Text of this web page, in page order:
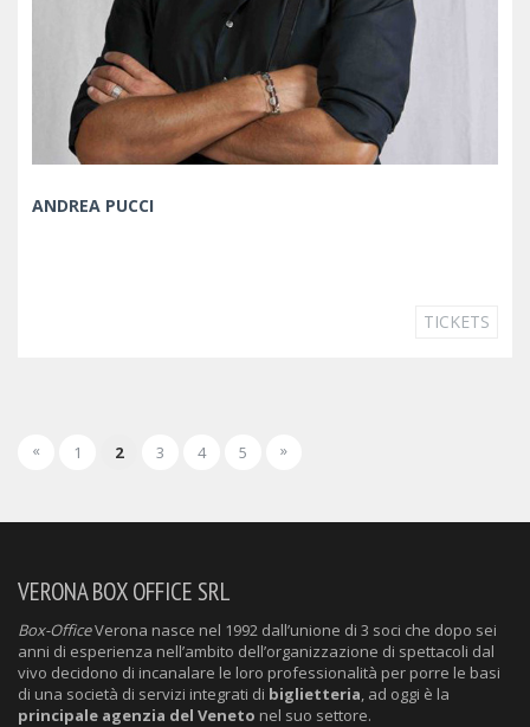
ANDREA PUCCI
TICKETS
« 1 2 3 4 5 »
VERONA BOX OFFICE SRL
Box-OfficeVerona nasce nel 1992 dall’unione di 3 soci che dopo sei
anni di esperienza nell’ambito dell’organizzazione di spettacoli dal
vivo decidono di incanalare le loro professionalità per porre le basi
di una società di servizi integrati di biglietteria, ad oggi è la
principale agenzia del Veneto nel suo settore.